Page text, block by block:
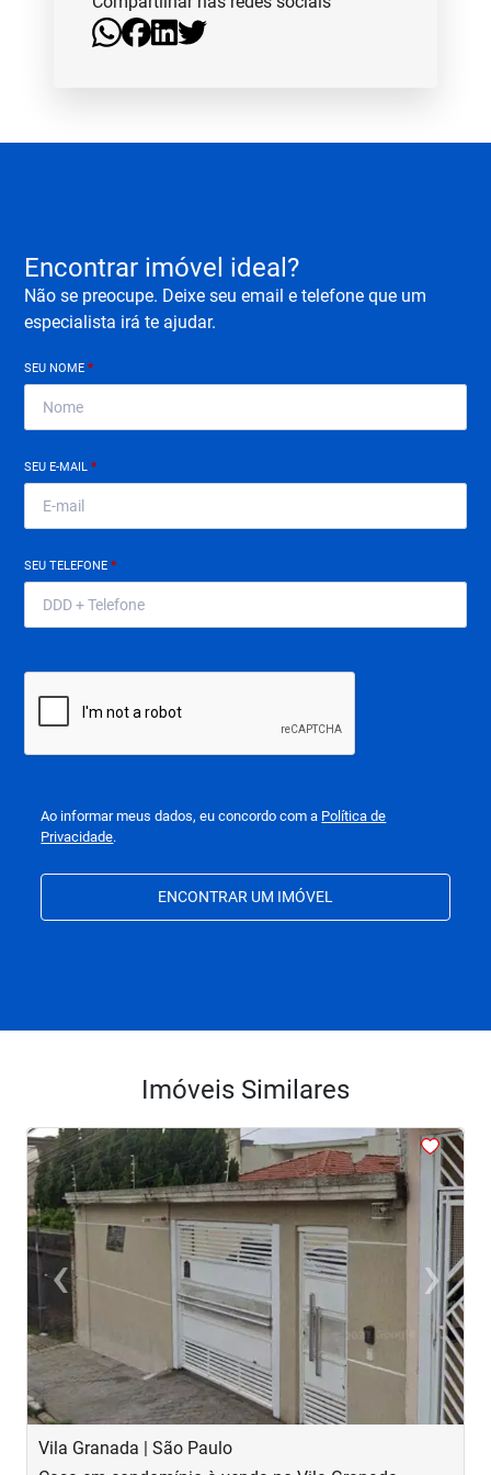
Encontrar imóvel ideal?
Não se preocupe. Deixe seu email e telefone que um
especialista irá te ajudar.
SEU NOME*
SEU E-MAIL*
SEU TELEFONE*
Ao informar meus dados, eu concordo com a Política de
Privacidade.
ENCONTRAR UM IMÓVEL
Imóveis Similares
<<< <
‹Previous ›
Next
Vila Granada | São Paulo